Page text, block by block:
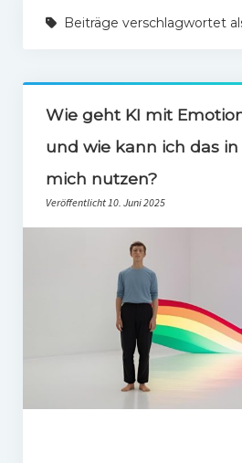
Social Media
PR-Theorie
PR-Ethik
Gesellschaft & Medien
Infografik-Themengarten
Künstliche Intelligenz
Impressum
Beiträge verschlagwortet
Wie geht KI mit
und wie kann ich das in
mich nutzen?
Veröffentlicht 10. Juni 2025